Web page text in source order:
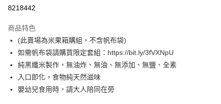
全盈+PAY
AFTEE先享後付
相關說明
【關於「AFTEE先享後付」】
AFTEE先享後付是「在收到商品之後才付款」的支付方式。 讓您購物簡單
便利好安心！
１．簡單：不需註冊會員、不需綁卡、不需儲值。
２．便利：只要手機號碼，簡訊認證，即可結帳。
３．安心：先確認商品／服務後，再付款。
ATM付款
8218442
商品特色
(此賣場為米果箱購組，不含帆布袋)
如需帆布袋請購買限定套組：https://bit.ly/3fVXNpU
純黑纖米製作，無油炸、無油、無添加、無鹽、全素
入口即化，食物純天然滋味
嬰幼兒食用時，請大人陪同在旁